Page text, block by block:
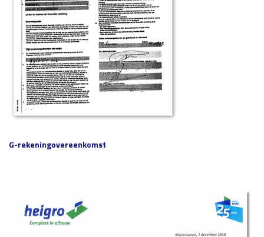
G-rekeningovereenkomst